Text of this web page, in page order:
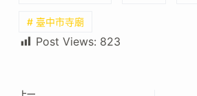
# 臺中市寺廟
Post Views: 823